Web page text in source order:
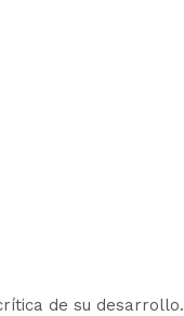
de su desarrollo.